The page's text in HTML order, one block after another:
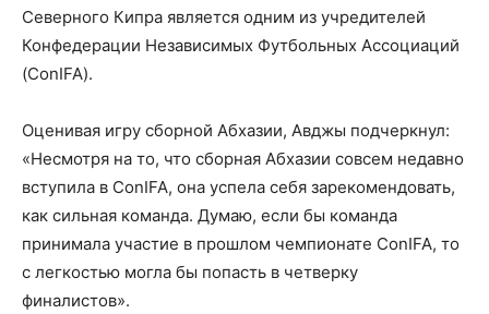
Северного Кипра является одним из учредителей
Конфедерации Независимых Футбольных Ассоциаций
(ConIFA).
Оценивая игру сборной Абхазии, Авджы подчеркнул:
«Несмотря на то, что сборная Абхазии совсем недавно
вступила в ConIFA, она успела себя зарекомендовать,
как сильная команда. Думаю, если бы команда
принимала участие в прошлом чемпионате ConIFA, то
с легкостью могла бы попасть в четверку
финалистов».